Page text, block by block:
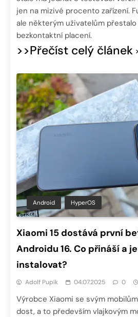
jen na mizivé procento zařízení.
ale některým uživatelům
bezkontaktní placení.
>>Přečíst celý článek
Android HyperOS
Xiaomi 15 dostává první
Androidu 16. Co přináší a
instalovat?
Adolf Pupík 04.07.2025 0
Výrobce Xiaomi se svým
dost, a to především vlajkovým